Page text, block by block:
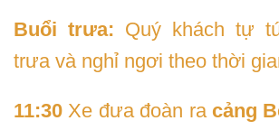
Buổi trưa: Quý khách tự
trưa và nghỉ ngơi theo thời
11:30 Xe đưa đoàn ra cảng